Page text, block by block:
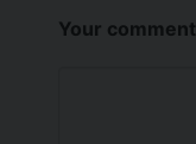
Your comment